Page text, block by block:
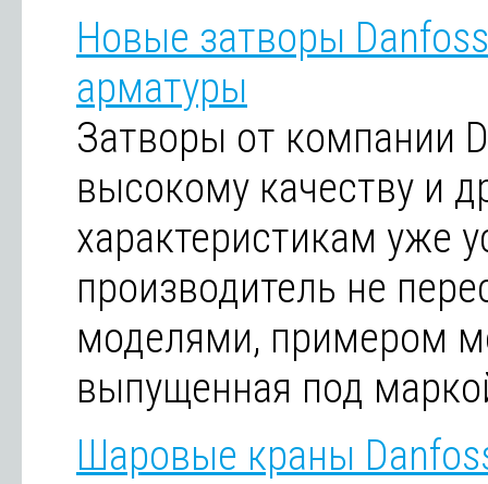
Новые затворы
арматуры
Затворы от компании
высокому качеству и
характеристикам уже
производитель не
моделями, примером
выпущенная под
Шаровые краны